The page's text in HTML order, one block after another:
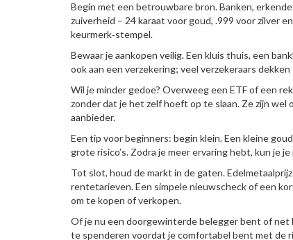
Begin met een betrouwbare bron. Banken,
zuiverheid – 24 karaat voor goud, .999 voor zilver
keurmerk‑stempel.
Bewaar je aankopen veilig. Een kluis thuis, een
ook aan een verzekering; veel verzekeraars
Wil je minder gedoe? Overweeg een ETF of een
zonder dat je het zelf hoeft op te slaan. Ze zijn wel
aanbieder.
Een tip voor beginners: begin klein. Een kleine
grote risico’s. Zodra je meer ervaring hebt, kun je
Tot slot, houd de markt in de gaten.
rentetarieven. Een simpele nieuwscheck of een
om te kopen of verkopen.
Of je nu een doorgewinterde belegger bent of
te spenderen voordat je comfortabel bent met de